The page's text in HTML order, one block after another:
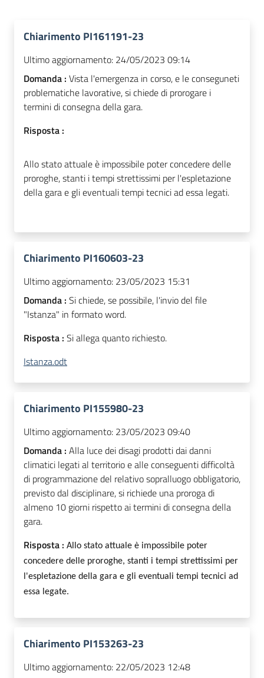
Chiarimento PI161191-23
Ultimo aggiornamento: 24/05/2023 09:14
Domanda : Vista l'emergenza in corso, e le conseguneti
problematiche lavorative, si chiede di prorogare i
termini di consegna della gara.
Risposta :
Allo stato attuale è impossibile poter concedere delle
proroghe, stanti i tempi strettissimi per l'espletazione
della gara e gli eventuali tempi tecnici ad essa legati.
Chiarimento PI160603-23
Ultimo aggiornamento: 23/05/2023 15:31
Domanda : Si chiede, se possibile, l'invio del file
"Istanza" in formato word.
Risposta : Si allega quanto richiesto.
Istanza.odt
Chiarimento PI155980-23
Ultimo aggiornamento: 23/05/2023 09:40
Domanda : Alla luce dei disagi prodotti dai danni
climatici legati al territorio e alle conseguenti difficoltà
di programmazione del relativo sopralluogo obbligatorio,
previsto dal disciplinare, si richiede una proroga di
almeno 10 giorni rispetto ai termini di consegna della
gara.
Risposta : Allo stato attuale è impossibile poter
concedere delle proroghe, stanti i tempi strettissimi per
l'espletazione della gara e gli eventuali tempi tecnici ad
essa legate.
Chiarimento PI153263-23
Ultimo aggiornamento: 22/05/2023 12:48